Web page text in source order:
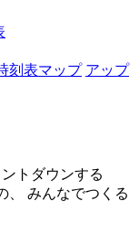
刻表マップ アップ
トダウンする
、 みんなでつくる